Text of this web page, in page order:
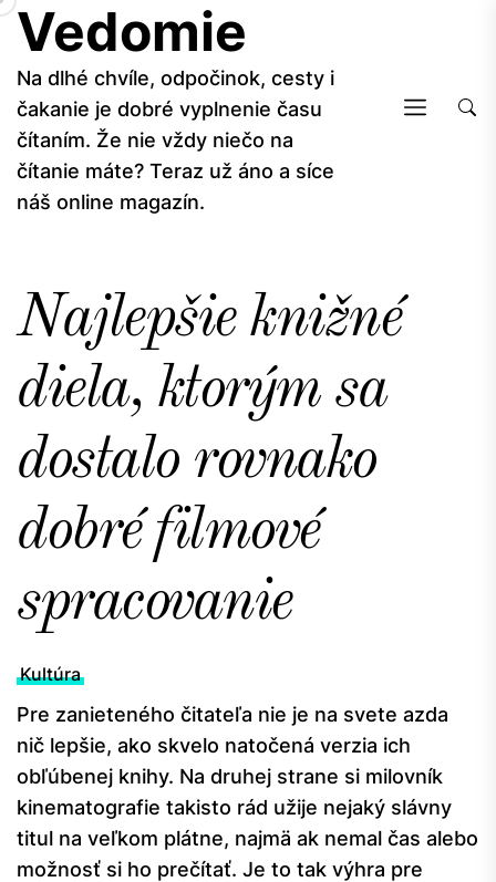
Skip
the
content
Vedomie
Na dlhé chvíle, odpočinok, cesty i
čakanie je dobré vyplnenie času
čítaním. Že nie vždy niečo na
čítanie máte? Teraz už áno a síce
náš online magazín.
Najlepšie knižné
diela, ktorým sa
dostalo rovnako
dobré filmové
spracovanie
Kultúra
Pre zanieteného čitateľa nie je na svete azda
nič lepšie, ako skvelo natočená verzia ich
obľúbenej knihy. Na druhej strane si milovník
kinematografie takisto rád užije nejaký slávny
titul na veľkom plátne, najmä ak nemal čas alebo
možnosť si ho prečítať. Je to tak výhra pre